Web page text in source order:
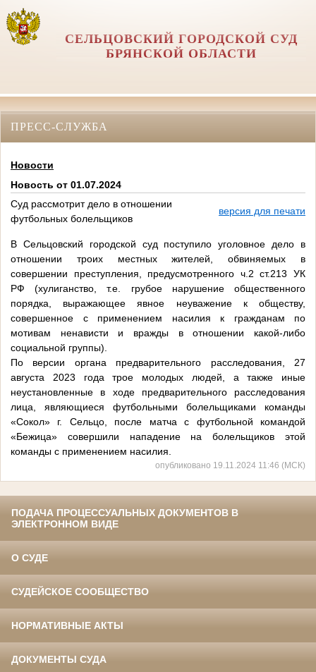
СЕЛЬЦОВСКИЙ ГОРОДСКОЙ СУД
БРЯНСКОЙ ОБЛАСТИ
ПРЕСС-СЛУЖБА
Новости
Новость от 01.07.2024
Суд рассмотрит дело в отношении
футбольных болельщиков
версия для печати
В Сельцовский городской суд поступило уголовное дело в
отношении троих местных жителей, обвиняемых в
совершении преступления, предусмотренного ч.2 ст.213 УК
РФ (хулиганство, т.е. грубое нарушение общественного
порядка, выражающее явное неуважение к обществу,
совершенное с применением насилия к гражданам по
мотивам ненависти и вражды в отношении какой-либо
социальной группы).
По версии органа предварительного расследования, 27
августа 2023 года трое молодых людей, а также иные
неустановленные в ходе предварительного расследования
лица, являющиеся футбольными болельщиками команды
«Сокол» г. Сельцо, после матча с футбольной командой
«Бежица» совершили нападение на болельщиков этой
команды с применением насилия.
опубликовано 19.11.2024 11:46 (МСК)
ПОДАЧА ПРОЦЕССУАЛЬНЫХ ДОКУМЕНТОВ В
ЭЛЕКТРОННОМ ВИДЕ
О СУДЕ
СУДЕЙСКОЕ СООБЩЕСТВО
НОРМАТИВНЫЕ АКТЫ
ДОКУМЕНТЫ СУДА